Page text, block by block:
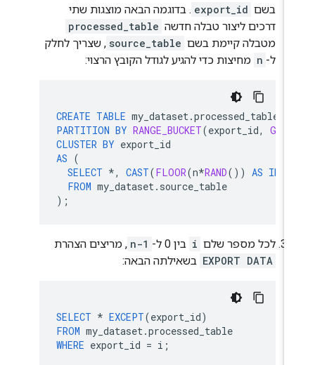
בשם export_id . בדוגמה הבאה מוצגות שתי
דרכים ליצור טבלה חדשה processed_table
מטבלה קיימת בשם source_table , שצריך לחלק
מחיצות כדי להגיע לגודל הקובץ הרצוי:
CREATE TABLE my_dataset.processed_table
PARTITION
BY RANGE_BUCKET(export_id
CLUSTER
BY export_id
AS
SELECT
*, CAST(FLOOR(n*RAND ()) AS
FROM my_dataset.source_table
לכל מספר שלם i בין 0 ל- n-1 , מריצים הצהרת
EXPORT DATA בשאילתה הבאה:
SELECT * EXCEPT(export_id
FROM my_dataset.processed_table
WHERE export_id =